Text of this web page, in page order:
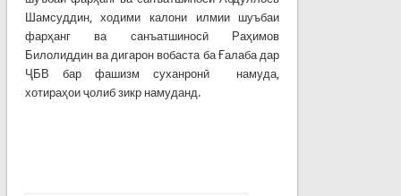
Шамсуддин, ходими калони илмии шуъбаи
фарҳанг ва санъатшиносӣ Раҳимов
Билолиддин ва дигарон вобаста ба Ғалаба дар
ҶБВ бар фашизм суханронӣ намуда,
хотираҳои ҷолиб зикр намуданд.